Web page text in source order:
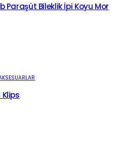
Paraşüt Bileklik İpi Koyu Mor